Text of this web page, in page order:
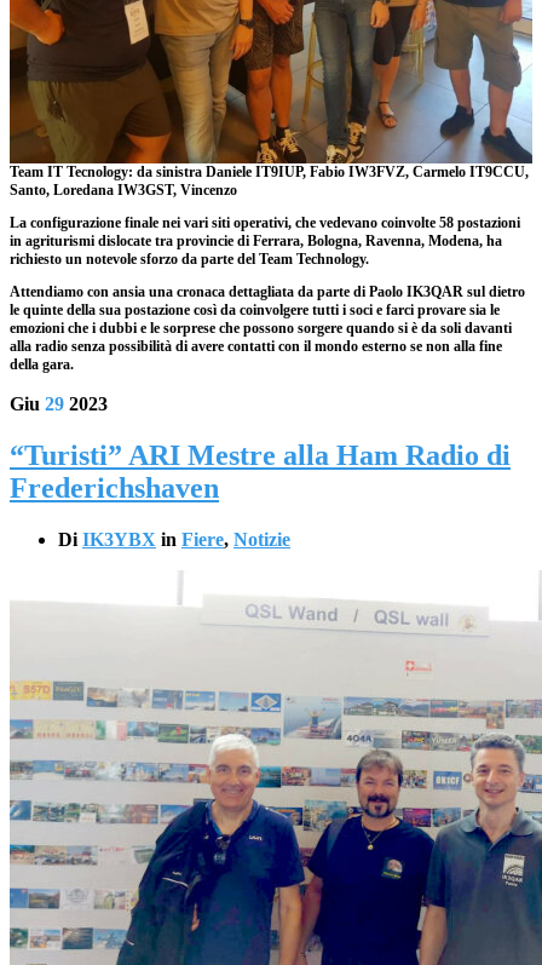
Team IT Tecnology: da sinistra Daniele IT9IUP, Fabio IW3FVZ, Carmelo IT9CCU,
Santo, Loredana IW3GST, Vincenzo
La configurazione finale nei vari siti operativi, che vedevano coinvolte 58 postazioni
in agriturismi dislocate tra provincie di Ferrara, Bologna, Ravenna, Modena, ha
richiesto un notevole sforzo da parte del Team Technology.
Attendiamo con ansia una cronaca dettagliata da parte di Paolo IK3QAR sul dietro
le quinte della sua postazione così da coinvolgere tutti i soci e farci provare sia le
emozioni che i dubbi e le sorprese che possono sorgere quando si è da soli davanti
alla radio senza possibilità di avere contatti con il mondo esterno se non alla fine
della gara.
Giu 29 2023
“Turisti” ARI Mestre alla Ham Radio di
Frederichshaven
Di IK3YBX in Fiere, Notizie